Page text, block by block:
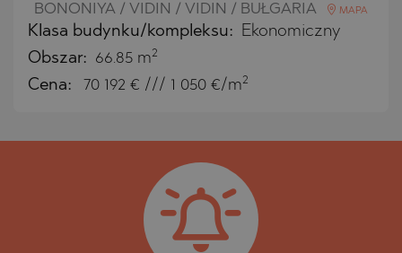
BONONIYA / VIDIN / VIDIN / BUŁGARIA MAPA
Klasa budynku/kompleksu: Ekonomiczny
Obszar: 66.85 m2
Cena: 70 192 € /// 1 050 €/m2